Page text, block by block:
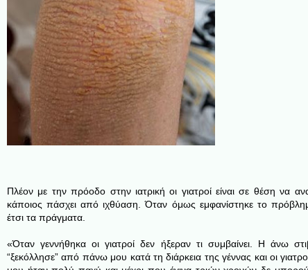
Πλέον με την πρόοδο στην ιατρική οι γιατροί είναι σε θέση να
κάποιος πάσχει από ιχθύαση. Όταν όμως εμφανίστηκε το
έτσι τα πράγματα.
«Όταν γεννήθηκα οι γιατροί δεν ήξεραν τι συμβαίνει. Η άνω
“ξεκόλλησε” από πάνω μου κατά τη διάρκεια της γέννας και οι